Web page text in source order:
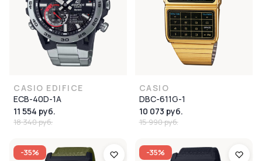
CASIO EDIFICE
ECB-40D-1A
11 554 руб.
18 340 руб.
CASIO
DBC-611G-1
10 073 руб.
15 990 руб.
-35% -35%